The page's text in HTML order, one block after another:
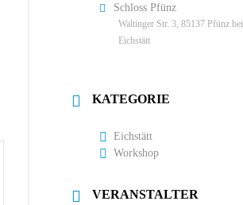
Schloss Pfünz
Waltinger Str. 3, 85137 Pfünz bei
Eichstätt
KATEGORIE
Eichstätt
Workshop
VERANSTALTER